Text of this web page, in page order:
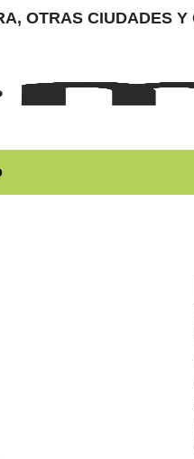
OTRAS CIUDADES Y